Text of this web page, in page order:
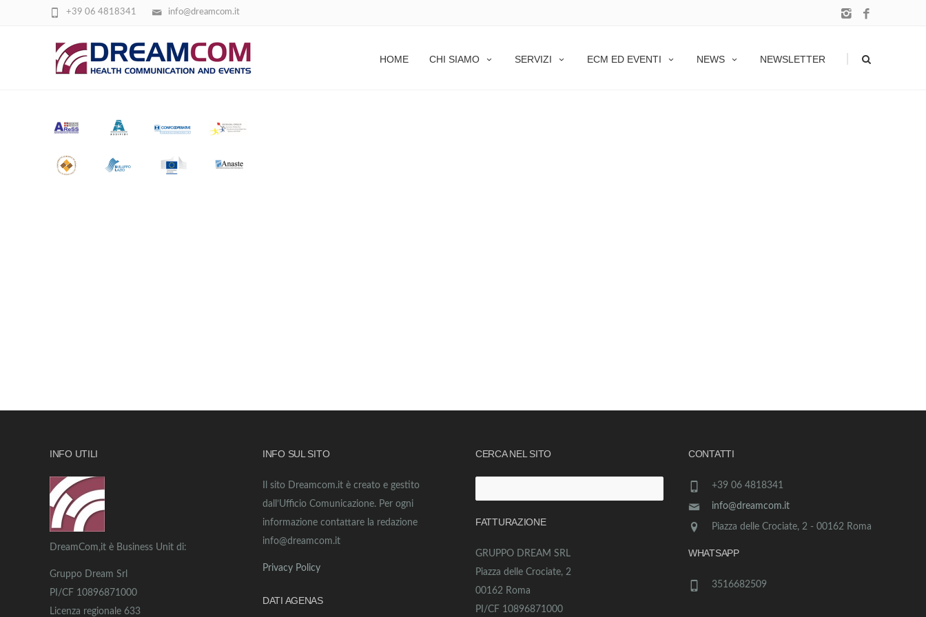
info@dreamcom.it
+39 06 4818341
HOME CHI SIAMO SERVIZI ECM ED EVENTI NEWS NEWSLETTER
1
INFO UTILI
DreamCom,it è Business Unit di:
Gruppo Dream Srl
PI/CF 10896871000
Licenza regionale 633
INFO SUL SITO
Il sito Dreamcom.it è creato e gestito
dall’Ufficio Comunicazione. Per ogni
informazione contattare la redazione
info@dreamcom.it
Privacy Policy
DATI AGENAS
CERCA NEL SITO
per:
FATTURAZIONE
GRUPPO DREAM SRL
Piazza delle Crociate, 2
00162 Roma
PI/CF 10896871000
CONTATTI
+39 06 4818341
info@dreamcom.it
Piazza delle Crociate, 2 - 00162 Roma
WHATSAPP
3516682509